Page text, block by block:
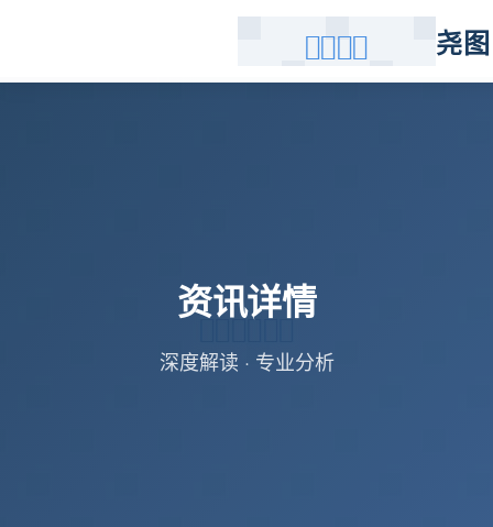
尧
资讯详情
深度解读 · 专业分析